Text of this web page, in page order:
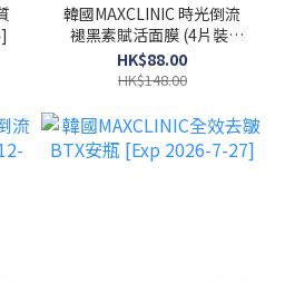
韓國MAXCLINIC 時光倒流
褪黑素賦活面膜 (4片裝)
[Exp 2027-02-02]
HK$88.00
HK$148.00